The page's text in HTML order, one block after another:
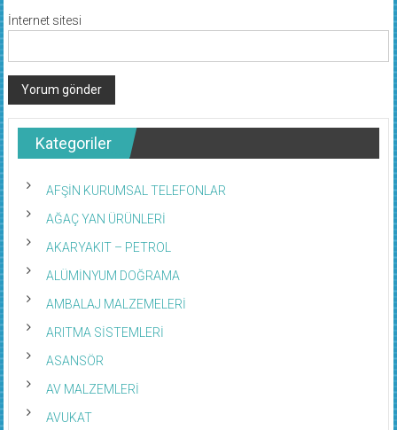
İnternet sitesi
Kategoriler
AFŞİN KURUMSAL TELEFONLAR
AĞAÇ YAN ÜRÜNLERİ
AKARYAKIT – PETROL
ALÜMİNYUM DOĞRAMA
AMBALAJ MALZEMELERİ
ARITMA SİSTEMLERİ
ASANSÖR
AV MALZEMLERİ
AVUKAT